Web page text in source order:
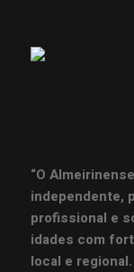
“O
independente,
profissional e
idades com
local e